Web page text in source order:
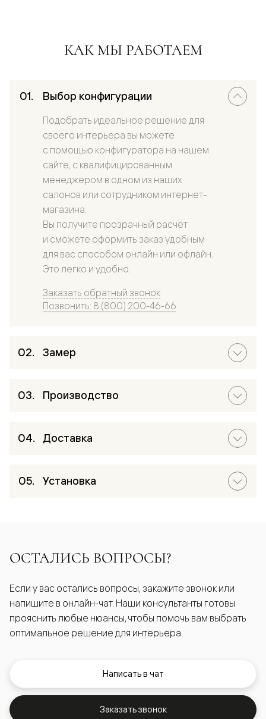
КАК МЫ РАБОТАЕМ
Выбор конфигурации
Подобрать идеальное решение для
своего интерьера вы можете
с помощью конфигуратора на нашем
сайте, с квалифицированным
менеджером в одном из наших
салонов или сотрудником интернет-
магазина.
Вы получите прозрачный расчет
и сможете оформить заказ удобным
для вас способом онлайн или офлайн.
Это легко и удобно.
Заказать обратный звонок
Позвонить: 8 (800) 200-46-66
Замер
Производство
Доставка
Установка
ОСТАЛИСЬ ВОПРОСЫ?
Если у вас остались вопросы, закажите звонок или
напишите в онлайн-чат. Наши консультанты готовы
прояснить любые нюансы, чтобы помочь вам выбрать
оптимальное решение для интерьера.
Написать в чат
Заказать звонок